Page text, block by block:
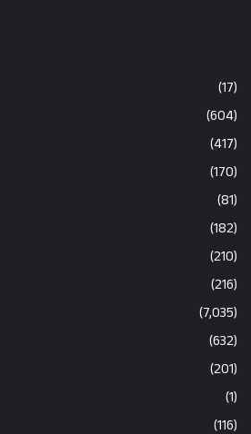
(17)
(604)
(417)
(170)
(81)
(182)
(210)
(216)
(7,035)
(632)
(201)
(1)
(116)